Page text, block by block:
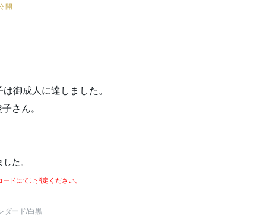
開
御成人に達しました。
さん。
た。
ドにてご指定ください。
ダード/白黒